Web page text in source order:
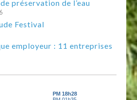
préservation de l’eau
Festival
employeur : 11 entreprises